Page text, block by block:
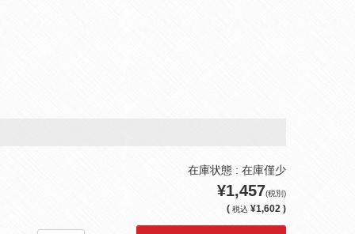
在庫状態 : 在庫僅少
¥1,457(税別)
( 税込 ¥1,602 )